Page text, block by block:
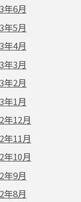
年6月
年5月
年4月
年3月
年2月
年1月
年12月
年11月
年10月
年9月
年8月